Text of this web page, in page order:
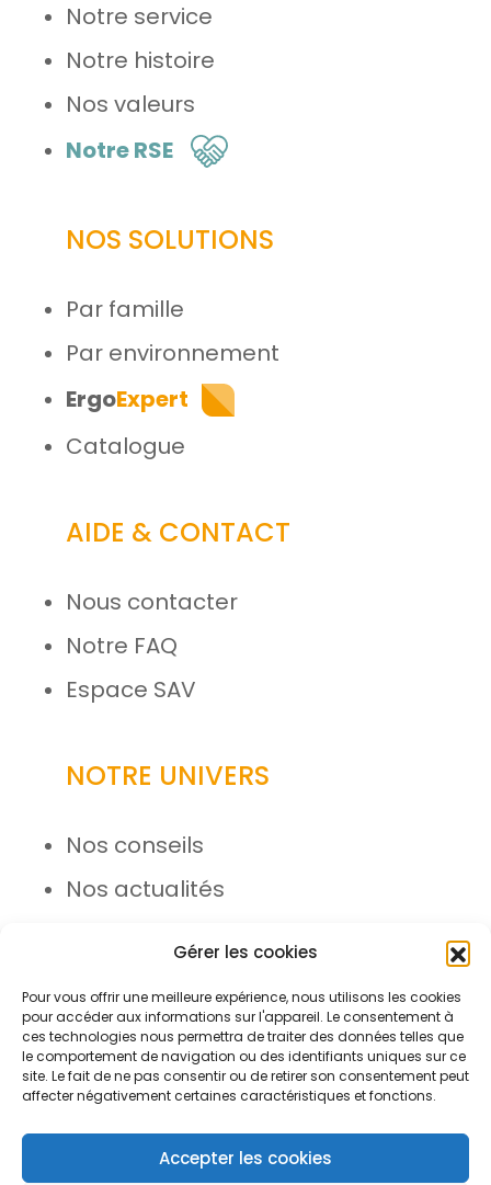
Gérer les cookies
Pour vous offrir une meilleure expérience, nous utilisons les cookies
pour accéder aux informations sur l'appareil. Le consentement à
ces technologies nous permettra de traiter des données telles que
le comportement de navigation ou des identifiants uniques sur ce
site. Le fait de ne pas consentir ou de retirer son consentement peut
affecter négativement certaines caractéristiques et fonctions.
Accepter les cookies
Notre service
Notre histoire
Nos valeurs
Notre RSE
NOS SOLUTIONS
Par famille
Par environnement
ErgoExpert
Catalogue
AIDE & CONTACT
Nous contacter
Notre FAQ
Espace SAV
NOTRE UNIVERS
Nos conseils
Nos actualités
© Azergo 2026 - Tous droits
réservés